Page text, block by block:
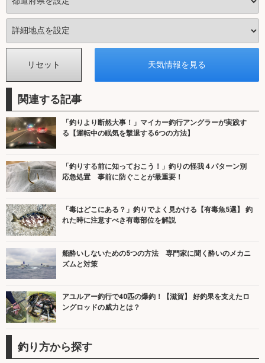
関連する記事
「釣りより断然大事！」マイカー釣行アングラーが実践す
る【運転中の眠気を撃退する6つの方法】
「釣りする前に知っておこう！」釣りの怪我４パターン別
応急処置 事前に防ぐことが最重要！
「毒はどこにある？」釣りでよく見かける【有毒魚5選】 釣
れた時に注意すべき有毒部位を解説
船酔いしないための5つの方法 専門家に聞く酔いのメカニ
ズムと対策
アユルアー釣行で40匹の爆釣！【滋賀】 好釣果を支えたロ
ングロッドの威力とは？
釣り方から探す